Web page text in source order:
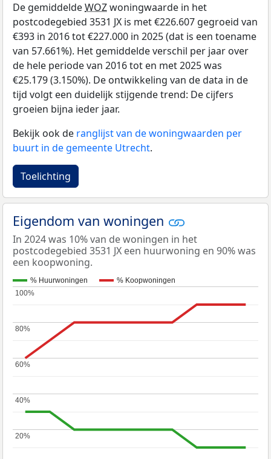
De gemiddeldeWOZwoningwaarde in het
postcodegebied 3531 JX is met €226.607 gegroeid van
€393 in 2016 tot €227.000 in 2025 (dat is een toename
van 57.661%). Het gemiddelde verschil per jaar over
de hele periode van 2016 tot en met 2025 was
€25.179 (3.150%). De ontwikkeling van de data in de
tijd volgt een duidelijk stijgende trend: De cijfers
groeien bijna ieder jaar.
Bekijk ook de ranglijst van de woningwaarden per
buurt in de gemeente Utrecht.
Toelichting
Eigendom van woningen
In 2024 was 10% van de woningen in het
postcodegebied 3531 JX een huurwoning en 90% was
een koopwoning.
% Huurwoningen % Koopwoningen
20%
20%
40%
40%
60%
60%
80%
80%
100%
100%